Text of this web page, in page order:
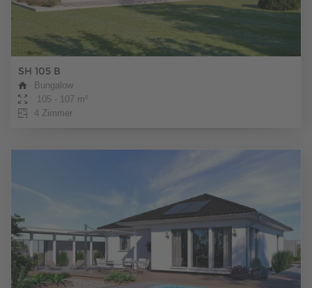
SH 105 B
Bungalow
105 - 107 m²
4 Zimmer